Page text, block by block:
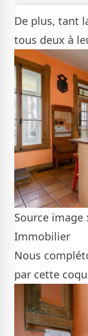
De plus, tant
tous deux à
Source
Immobilier
Nous
par cette